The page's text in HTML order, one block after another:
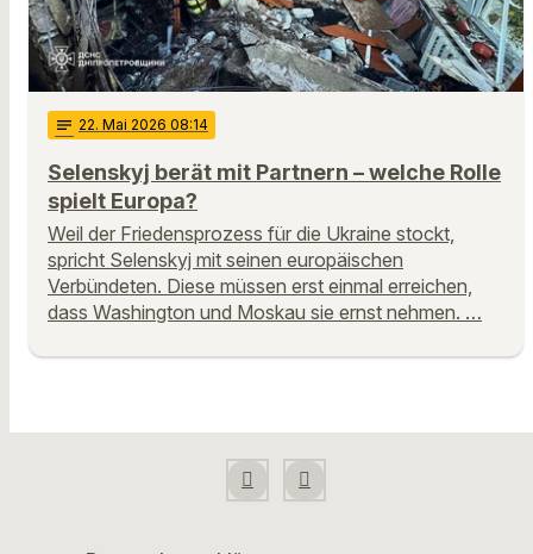
notes 22. Mai 2026 08:14
Selenskyj berät mit Partnern – welche Rolle
spielt Europa?
Weil der Friedensprozess für die Ukraine stockt,
spricht Selenskyj mit seinen europäischen
Verbündeten. Diese müssen erst einmal erreichen,
dass Washington und Moskau sie ernst nehmen. …